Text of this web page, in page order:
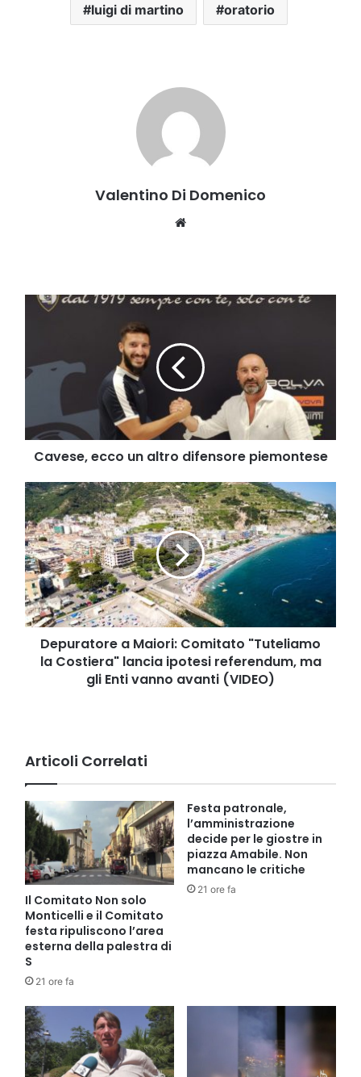
luigi di martino oratorio
Valentino Di Domenico
Cavese,
difensore
piemontese
Cavese, ecco un altro difensore piemontese
Depuratore
a
Maiori:
Comitato
"Tuteliamo
la
Costiera"
lancia
ipotesi
referendum,
ma
Depuratore a Maiori: Comitato "Tuteliamo
la Costiera" lancia ipotesi referendum, ma
gli Enti vanno avanti (VIDEO)
Articoli Correlati
Il Comitato Non solo
Monticelli e il Comitato
festa ripuliscono l’area
esterna della palestra di
S
21 ore fa
Festa patronale,
l’amministrazione
decide per le giostre in
piazza Amabile. Non
mancano le critiche
21 ore fa